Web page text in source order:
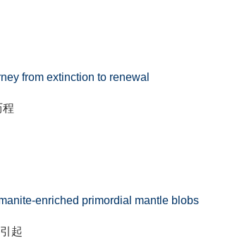
from extinction to renewal
程
enriched primordial mantle blobs
起